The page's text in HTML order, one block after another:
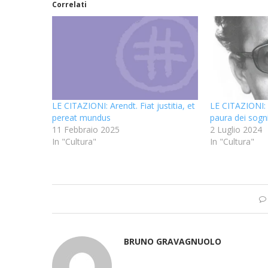
Correlati
LE CITAZIONI: Arendt. Fiat justitia, et
pereat mundus
11 Febbraio 2025
In "Cultura"
LE
paura dei sogni
2 Luglio 2024
In "Cultura"
BRUNO GRAVAGNUOLO